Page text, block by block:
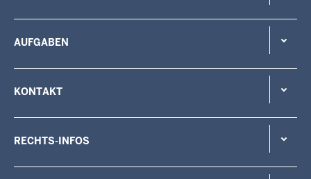
AUFGABEN
KONTAKT
RECHTS-INFOS